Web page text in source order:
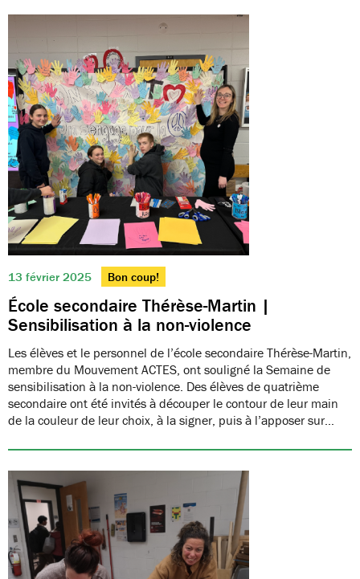
13 février 2025 Bon coup!
École secondaire Thérèse-Martin |
Sensibilisation à la non-violence
Les élèves et le personnel de l’école secondaire Thérèse-Martin,
membre du Mouvement ACTES, ont souligné la Semaine de
sensibilisation à la non-violence. Des élèves de quatrième
secondaire ont été invités à découper le contour de leur main
de la couleur de leur choix, à la signer, puis à l’apposer sur…